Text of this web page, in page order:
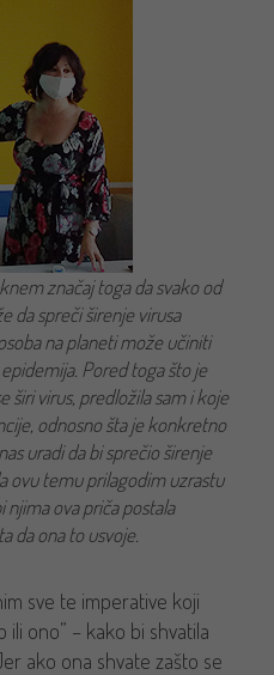
značaj toga da svako od
da spreči širenje virusa
na planeti može učiniti
Pored toga što je
širi virus, predložila sam i koje
odnosno šta je konkretno
uradi da bi sprečio širenje
ovu temu prilagodim uzrastu
njima ova priča postala
da ona to usvoje.
sve te imperative koji
ono” – kako bi shvatila
ako ona shvate zašto se